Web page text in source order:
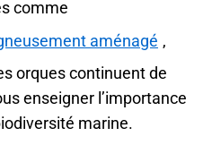
comme
aménagé ,
orques continuent de
enseigner l’importance
marine.